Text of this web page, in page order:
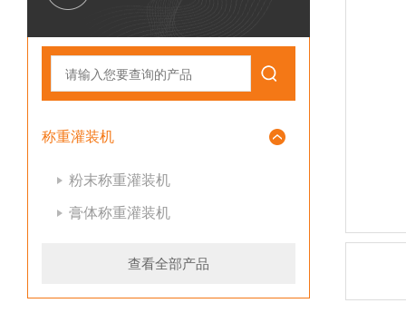
称重灌装机
粉末称重灌装机
膏体称重灌装机
查看全部产品